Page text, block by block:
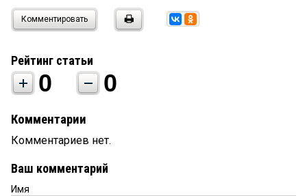
Комментировать
Рейтинг статьи
0 0
Комментарии
Комментариев нет.
Ваш комментарий
Имя